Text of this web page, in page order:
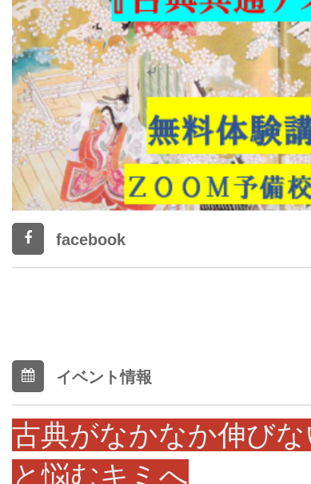
facebook
イベント情報
古典がなかなか伸びな
と悩むキミへ